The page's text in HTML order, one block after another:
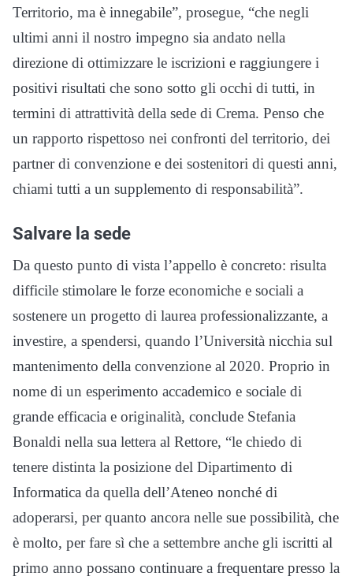
Territorio, ma è innegabile”, prosegue, “che negli
ultimi anni il nostro impegno sia andato nella
direzione di ottimizzare le iscrizioni e raggiungere i
positivi risultati che sono sotto gli occhi di tutti, in
termini di attrattività della sede di Crema. Penso che
un rapporto rispettoso nei confronti del territorio, dei
partner di convenzione e dei sostenitori di questi anni,
chiami tutti a un supplemento di responsabilità”.
Salvare la sede
Da questo punto di vista l’appello è concreto: risulta
difficile stimolare le forze economiche e sociali a
sostenere un progetto di laurea professionalizzante, a
investire, a spendersi, quando l’Università nicchia sul
mantenimento della convenzione al 2020. Proprio in
nome di un esperimento accademico e sociale di
grande efficacia e originalità, conclude Stefania
Bonaldi nella sua lettera al Rettore, “le chiedo di
tenere distinta la posizione del Dipartimento di
Informatica da quella dell’Ateneo nonché di
adoperarsi, per quanto ancora nelle sue possibilità, che
è molto, per fare sì che a settembre anche gli iscritti al
primo anno possano continuare a frequentare presso la